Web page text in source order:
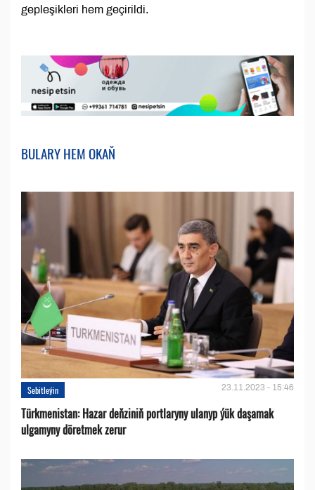
gepleşikleri hem geçirildi.
BULARY HEM OKAŇ
Sebitleýin 23.11.2023 - 15:46
Türkmenistan: Hazar deňziniň portlaryny ulanyp ýük daşamak
ulgamyny döretmek zerur